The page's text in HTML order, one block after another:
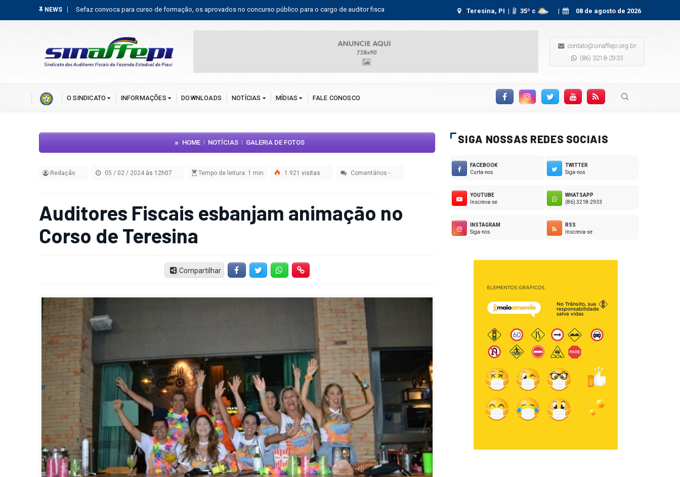
NEWS Auditor piauiense Caetano Mello é reeleito diretor jurídico da FEBRAFITE Modernização fiscal, auditoria e uso novas tecnologias são temas de agenda da
Teresina, PI | 35º c | 08 de agosto de 2026
contato@sinaffepi.org.br
(86) 3218-2933
O SINDICATO INFORMAÇÕES DOWNLOADS NOTÍCIAS MÍDIAS FALE CONOSCO FacebookInstagramTwitter YouTube RSS Feed
HOME| NOTÍCIAS| GALERIA DE FOTOS
Redação 05 / 02 / 2024 às 12h07 Tempo de leitura: 1 min 1.921visitas Comentários -
Auditores Fiscais esbanjam animação no
Corso de Teresina
Compartilhar FacebookTwitter Whatsapp
SIGA NOSSAS REDES SOCIAIS
FACEBOOK
Curta-nos
TWITTER
Siga-nos
YOUTUBE
Inscreva-se
WHATSAPP
(86) 3218-2933
INSTAGRAM
Siga-nos
RSS
Inscreva-se